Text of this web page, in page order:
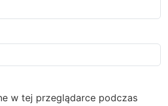
w tej przeglądarce podczas